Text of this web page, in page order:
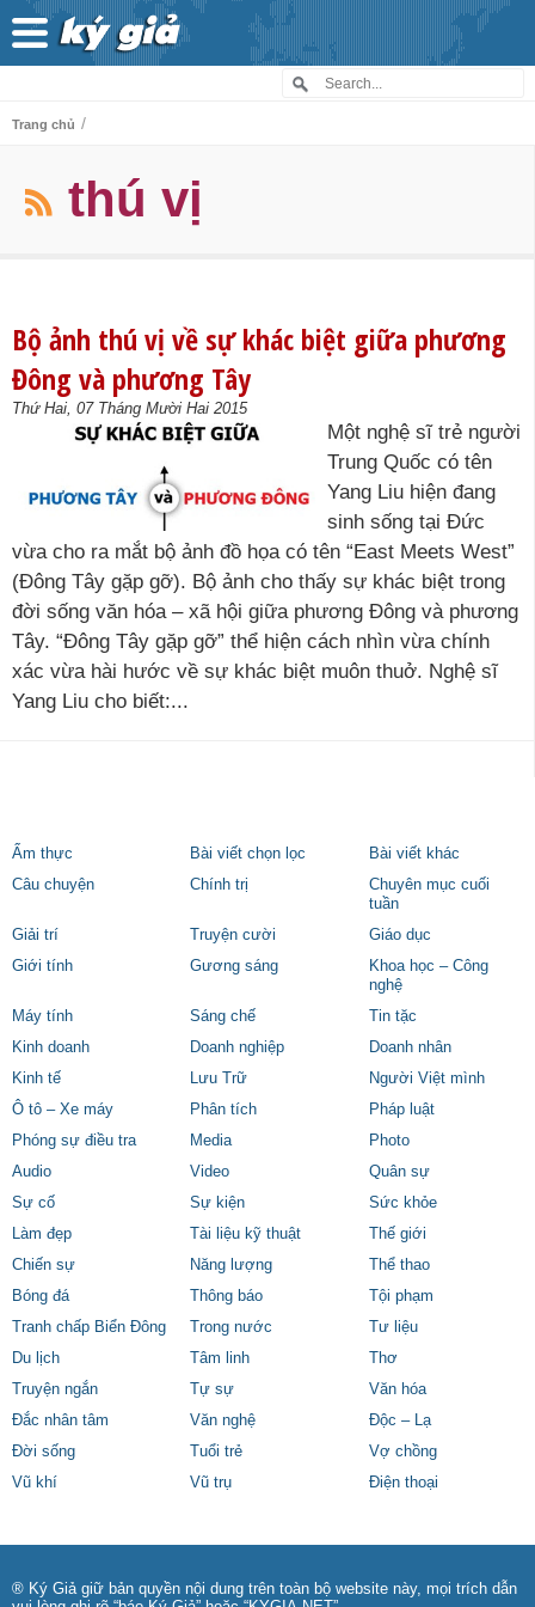
Trang chủ /
thú vị
Bộ ảnh thú vị về sự khác biệt giữa phương
Đông và phương Tây
Thứ Hai, 07 Tháng Mười Hai 2015
Một nghệ sĩ trẻ người
Trung Quốc có tên
Yang Liu hiện đang
sinh sống tại Đức
vừa cho ra mắt bộ ảnh đồ họa có tên “East Meets West”
(Đông Tây gặp gỡ). Bộ ảnh cho thấy sự khác biệt trong
đời sống văn hóa – xã hội giữa phương Đông và phương
Tây. “Đông Tây gặp gỡ” thể hiện cách nhìn vừa chính
xác vừa hài hước về sự khác biệt muôn thuở. Nghệ sĩ
Yang Liu cho biết:...
Ẩm thực Bài viết chọn lọc
Bài viết khác
Câu chuyện
Chính trị
Chuyên mục cuối
tuần
Giải trí
Truyện cười
Giáo dục
Giới tính
Gương sáng
Khoa học – Công
nghệ
Máy tính
Sáng chế
Tin tặc
Kinh doanh
Doanh nghiệp
Doanh nhân
Kinh tế
Lưu Trữ
Người Việt mình
Ô tô – Xe máy
Phân tích
Pháp luật
Phóng sự điều tra
Media
Photo
Audio
Video
Quân sự
Sự cố
Sự kiện
Sức khỏe
Làm đẹp
Tài liệu kỹ thuật
Thế giới
Chiến sự
Năng lượng
Thể thao
Bóng đá
Thông báo
Tội phạm
Tranh chấp Biển Đông
Trong nước
Tư liệu
Du lịch
Tâm linh
Thơ
Truyện ngắn
Tự sự
Văn hóa
Đắc nhân tâm
Văn nghệ
Độc – Lạ
Đời sống
Tuổi trẻ
Vợ chồng
Vũ khí
Vũ trụ Điện thoại
® Ký Giả giữ bản quyền nội dung trên toàn bộ website này, mọi trích dẫn